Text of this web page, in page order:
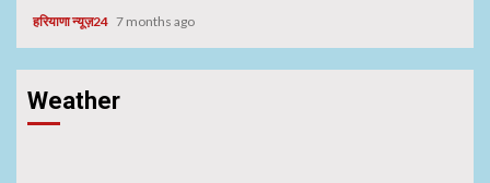
हरियाणा न्यूज़24 7 months ago
Weather